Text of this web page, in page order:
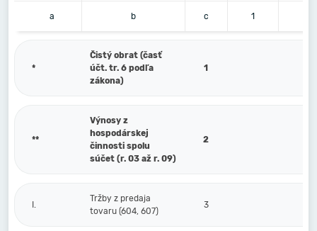
a b c 1
*
Čistý obrat (časť
účt. tr. 6 podľa
zákona)
1
**
Výnosy z
hospodárskej
činnosti spolu
súčet (r. 03 až r. 09)
2
I.
Tržby z predaja
tovaru (604, 607)
3